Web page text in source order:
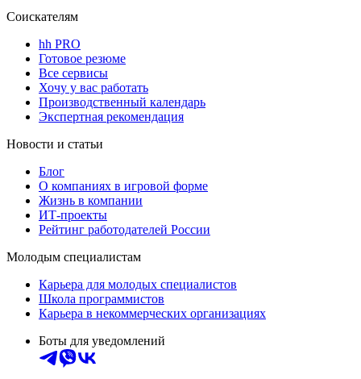
Соискателям
hh PRO
Готовое резюме
Все сервисы
Хочу у вас работать
Производственный календарь
Экспертная рекомендация
Новости и статьи
Блог
О компаниях в игровой форме
Жизнь в компании
ИТ-проекты
Рейтинг работодателей России
Молодым специалистам
Карьера для молодых специалистов
Школа программистов
Карьера в некоммерческих организациях
Боты для уведомлений